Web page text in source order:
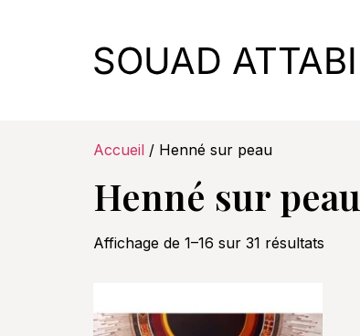
Accueil / Henné sur peau
Henné sur peau
Affichage de 1–16 sur 31 résultats